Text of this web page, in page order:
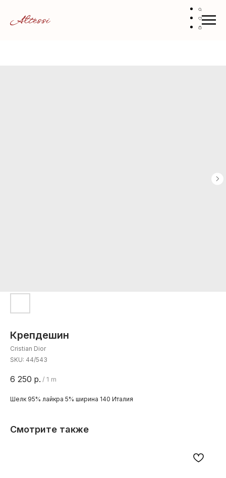
Крепдешин
Cristian Dior
SKU: 44/543
6 250 р. / 1 m
Шелк 95% лайкра 5% ширина 140 Италия
Смотрите также